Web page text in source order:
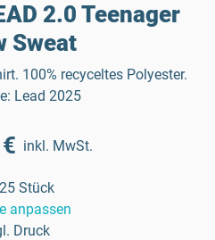
2.0 Teenager
Sweat
100% recyceltes Polyester.
Lead 2025
inkl. MwSt.
Stück
anpassen
Druck